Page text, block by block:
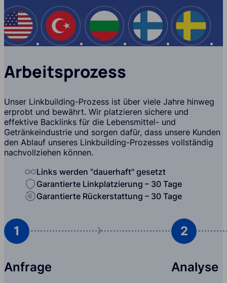
USA Türkei Bulgarien Finnland
Arbeitsprozess
Unser Linkbuilding-Prozess ist über viele Jahre hinweg
erprobt und bewährt. Wir platzieren sichere und
effektive Backlinks für die Lebensmittel- und
Getränkeindustrie und sorgen dafür, dass unsere Kunden
den Ablauf unseres Linkbuilding-Prozesses vollständig
nachvollziehen können.
Links werden "dauerhaft" gesetzt
Garantierte Linkplatzierung – 30 Tage
Garantierte Rückerstattung – 30 Tage
1
Anfrage
2
Analyse